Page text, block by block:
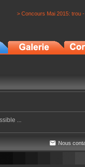
> Concours Mai 2015: trou
...
Nous